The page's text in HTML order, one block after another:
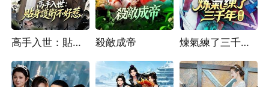
高手入世：貼身護衛不好惹 殺敵成帝 煉氣練了三千年 第二部